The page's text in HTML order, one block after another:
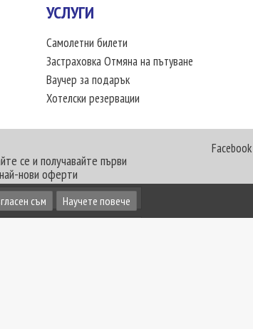
УСЛУГИ
Самолетни билети
Застраховка Отмяна на пътуване
Ваучер за подарък
Хотелски резервации
се и получавайте първи
нови оферти
Facebook
съм Научете повече